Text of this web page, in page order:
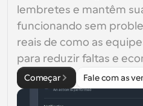
lembretes e mantêm
funcionando sem
reais de como as
para reduzir faltas e
Começar Fale com as